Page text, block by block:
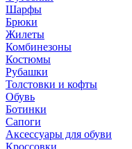
Шарфы
Брюки
Жилеты
Комбинезоны
Костюмы
Рубашки
Толстовки и кофты
Обувь
Ботинки
Сапоги
Аксессуары для обуви
Кроссовки